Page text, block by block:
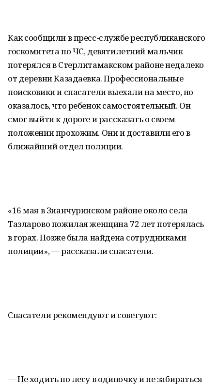
Как сообщили в пресс-службе республиканского
госкомитета по ЧС, девятилетний мальчик
потерялся в Стерлитамакском районе недалеко
от деревни Казадаевка. Профессиональные
поисковики и спасатели выехали на место, но
оказалось, что ребенок самостоятельный. Он
смог выйти к дороге и рассказать о своем
положении прохожим. Они и доставили его в
ближайший отдел полиции.
«16 мая в Зианчуринском районе около села
Тазларово пожилая женщина 72 лет потерялась
в горах. Позже была найдена сотрудниками
полиции», — рассказали спасатели.
Спасатели рекомендуют и советуют:
— Не ходить по лесу в одиночку и не забираться